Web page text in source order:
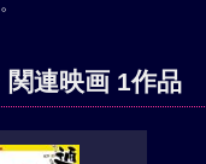
関連映画 1作品